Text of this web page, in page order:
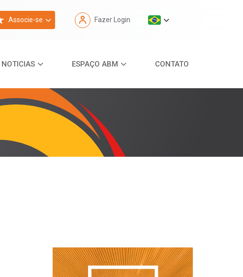
Associe-se Fazer Login
NOTICIAS ESPAÇO ABM CONTATO